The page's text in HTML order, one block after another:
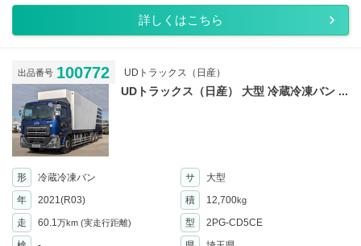
詳しくはこちら
出品番号 100772 UDトラックス（日産）
UDトラックス（日産） 大型 冷蔵冷凍バン ...
形 冷蔵冷凍バン サ
大型
年
2021(R03) 積 12,700kg
走 60.1万km (実走行距離) 型
2PG-CD5CE